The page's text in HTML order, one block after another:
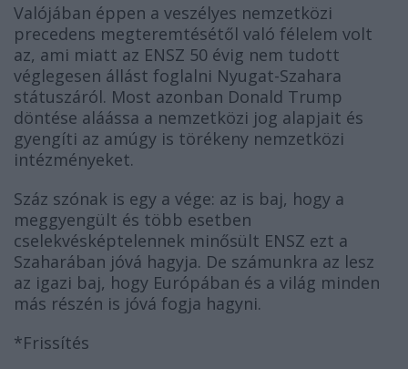
Valójában éppen a veszélyes nemzetközi
precedens megteremtésétől való félelem volt
az, ami miatt az ENSZ 50 évig nem tudott
véglegesen állást foglalni Nyugat-Szahara
státuszáról. Most azonban Donald Trump
döntése aláássa a nemzetközi jog alapjait és
gyengíti az amúgy is törékeny nemzetközi
intézményeket.
Száz szónak is egy a vége: az is baj, hogy a
meggyengült és több esetben
cselekvésképtelennek minősült ENSZ ezt a
Szaharában jóvá hagyja. De számunkra az lesz
az igazi baj, hogy Európában és a világ minden
más részén is jóvá fogja hagyni.
*Frissítés